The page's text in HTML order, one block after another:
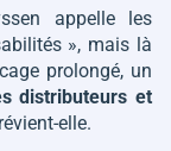
appelle les
», mais là
prolongé, un
distributeurs et
elle.